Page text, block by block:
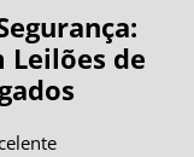
Leilões de